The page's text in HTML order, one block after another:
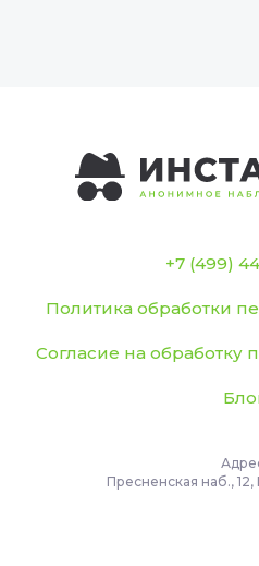
+7 (499)
Политика обработки
Согласие на обработку
Пресненская наб.,